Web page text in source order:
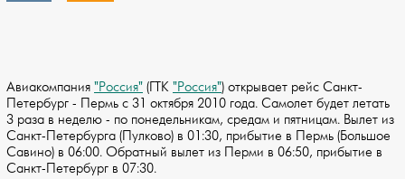
Авиакомпания "Россия" (ГТК "Россия") открывает рейс Санкт-
Петербург - Пермь с 31 октября 2010 года. Самолет будет летать
3 раза в неделю - по понедельникам, средам и пятницам. Вылет из
Санкт-Петербурга (Пулково) в 01:30, прибытие в Пермь (Большое
Савино) в 06:00. Обратный вылет из Перми в 06:50, прибытие в
Санкт-Петербург в 07:30.